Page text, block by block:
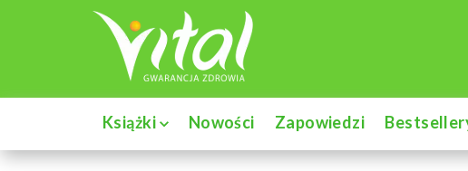
Książki Nowości Zapowiedzi